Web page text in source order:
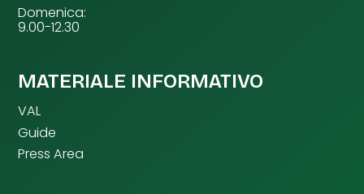
Domenica:
9.00-12.30
MATERIALE INFORMATIVO
VAL
Guide
Press Area